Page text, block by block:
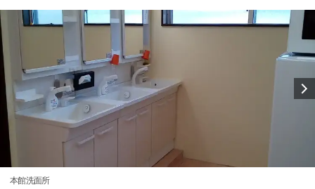
本館洗面所